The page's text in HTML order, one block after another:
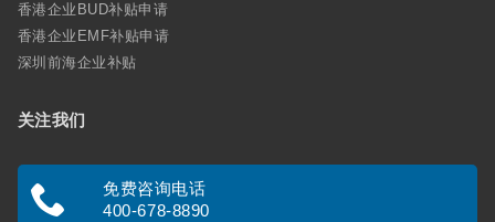
香港企业BUD补贴申请
香港企业EMF补贴申请
深圳前海企业补贴
关注我们
免费咨询电话
400-678-8890